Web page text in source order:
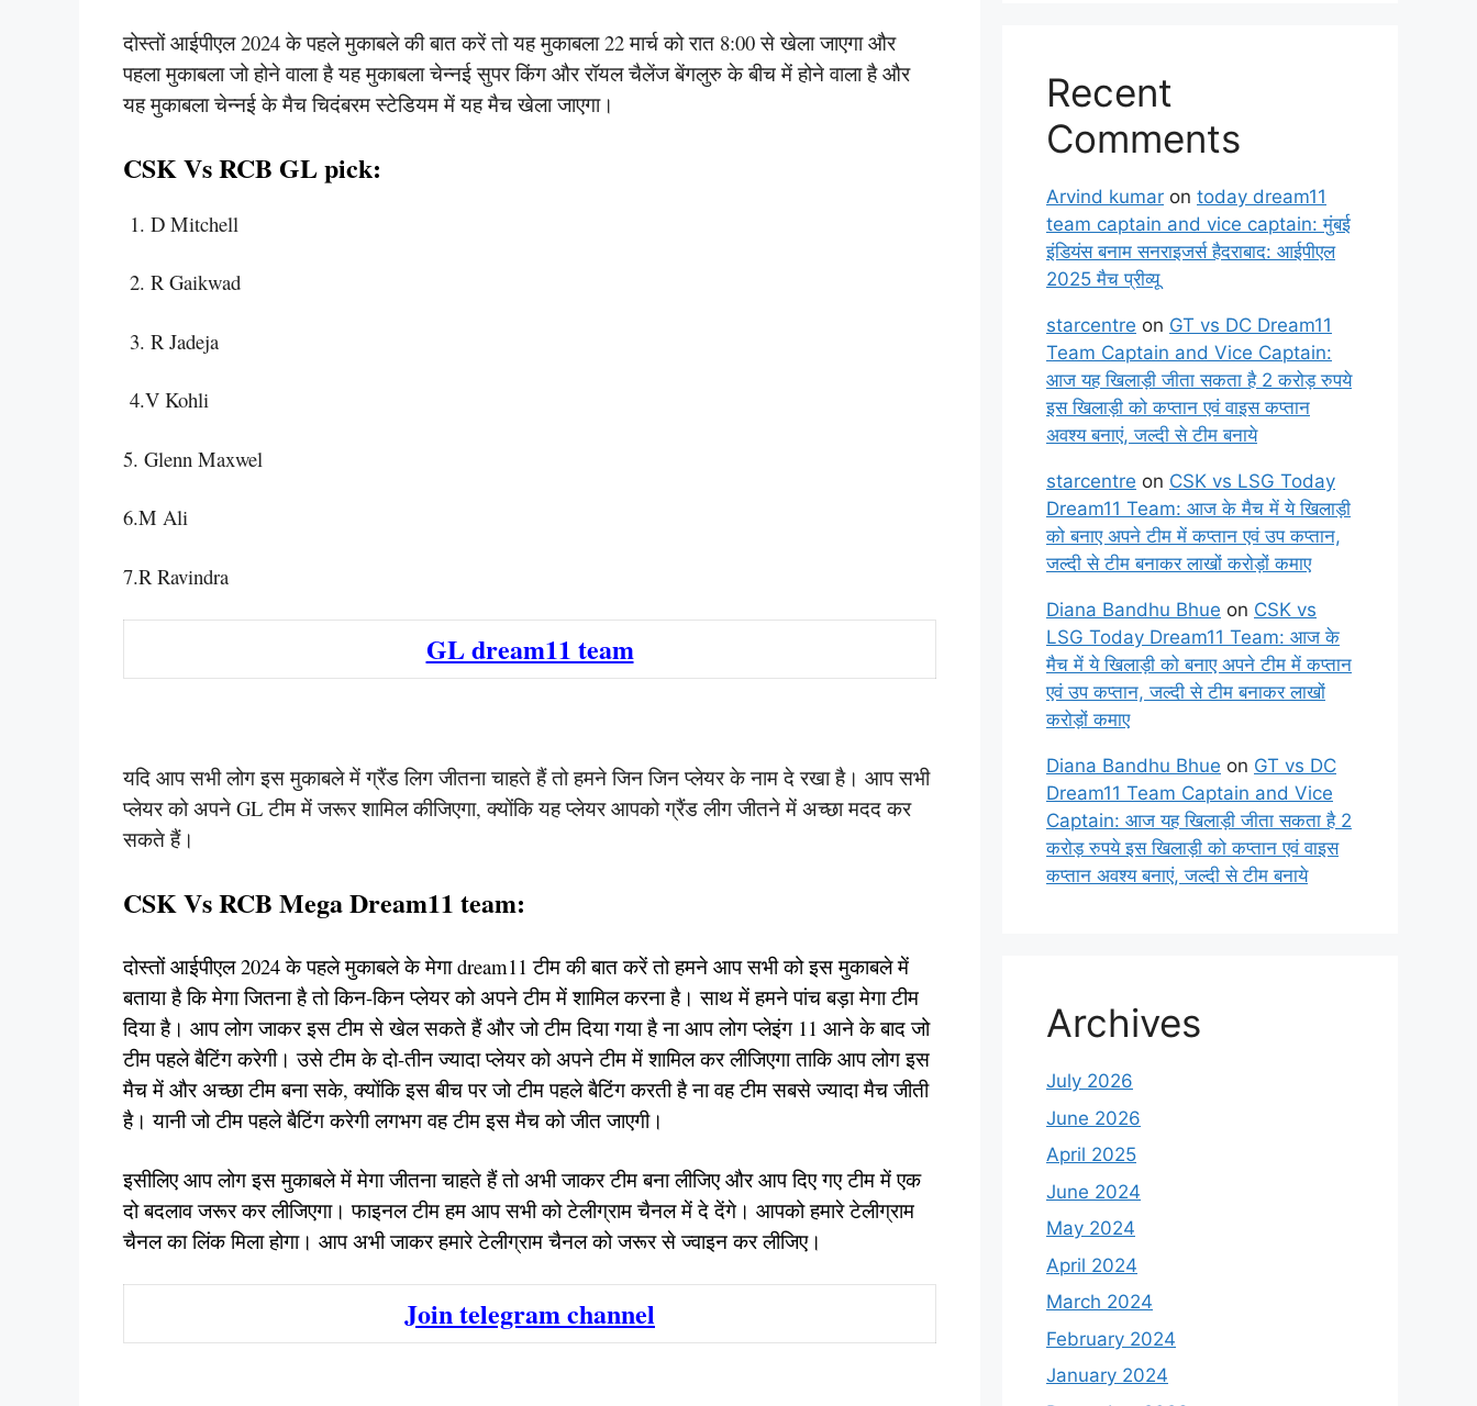
दोस्तों आईपीएल 2024 के पहले मुकाबले की बात करें तो यह मुकाबला 22 मार्च को रात 8:00 से खेला जाएगा और
पहला मुकाबला जो होने वाला है यह मुकाबला चेन्नई सुपर किंग और रॉयल चैलेंज बेंगलुरु के बीच में होने वाला है और
यह मुकाबला चेन्नई के मैच चिदंबरम स्टेडियम में यह मैच खेला जाएगा।
CSK Vs RCB GL pick:
1. D Mitchell
2. R Gaikwad
3. R Jadeja
4.V Kohli
5. Glenn Maxwel
6.M Ali
7.R Ravindra
GL dream11 team
यदि आप सभी लोग इस मुकाबले में ग्रैंड लिग जीतना चाहते हैं तो हमने जिन जिन प्लेयर के नाम दे रखा है। आप सभी
प्लेयर को अपने GL टीम में जरूर शामिल कीजिएगा, क्योंकि यह प्लेयर आपको ग्रैंड लीग जीतने में अच्छा मदद कर
सकते हैं।
CSK Vs RCB Mega Dream11 team:
दोस्तों आईपीएल 2024 के पहले मुकाबले के मेगा dream11 टीम की बात करें तो हमने आप सभी को इस मुकाबले में
बताया है कि मेगा जितना है तो किन-किन प्लेयर को अपने टीम में शामिल करना है। साथ में हमने पांच बड़ा मेगा टीम
दिया है। आप लोग जाकर इस टीम से खेल सकते हैं और जो टीम दिया गया है ना आप लोग प्लेइंग 11 आने के बाद जो
टीम पहले बैटिंग करेगी। उसे टीम के दो-तीन ज्यादा प्लेयर को अपने टीम में शामिल कर लीजिएगा ताकि आप लोग इस
मैच में और अच्छा टीम बना सके, क्योंकि इस बीच पर जो टीम पहले बैटिंग करती है ना वह टीम सबसे ज्यादा मैच जीती
है। यानी जो टीम पहले बैटिंग करेगी लगभग वह टीम इस मैच को जीत जाएगी।
इसीलिए आप लोग इस मुकाबले में मेगा जीतना चाहते हैं तो अभी जाकर टीम बना लीजिए और आप दिए गए टीम में एक
दो बदलाव जरूर कर लीजिएगा। फाइनल टीम हम आप सभी को टेलीग्राम चैनल में दे देंगे। आपको हमारे टेलीग्राम
चैनल का लिंक मिला होगा। आप अभी जाकर हमारे टेलीग्राम चैनल को जरूर से ज्वाइन कर लीजिए।
Join telegram channel
Recent
Comments
Arvind kumar on today dream11
team captain and vice captain: मुंबई
इंडियंस बनाम सनराइजर्स हैदराबाद: आईपीएल
2025 मैच प्रीव्यू
starcentre on GT vs DC Dream11
Team Captain and Vice Captain:
आज यह खिलाड़ी जीता सकता है 2 करोड़ रुपये
इस खिलाड़ी को कप्तान एवं वाइस कप्तान
अवश्य बनाएं, जल्दी से टीम बनाये
starcentre on CSK vs LSG Today
Dream11 Team: आज के मैच में ये खिलाड़ी
को बनाए अपने टीम में कप्तान एवं उप कप्तान,
जल्दी से टीम बनाकर लाखों करोड़ों कमाए
Diana Bandhu Bhue on CSK vs
LSG Today Dream11 Team: आज के
मैच में ये खिलाड़ी को बनाए अपने टीम में कप्तान
एवं उप कप्तान, जल्दी से टीम बनाकर लाखों
करोड़ों कमाए
Diana Bandhu Bhue on GT vs DC
Dream11 Team Captain and Vice
Captain: आज यह खिलाड़ी जीता सकता है 2
करोड़ रुपये इस खिलाड़ी को कप्तान एवं वाइस
कप्तान अवश्य बनाएं, जल्दी से टीम बनाये
Archives
July 2026
June 2026
April 2025
June 2024
May 2024
April 2024
March 2024
February 2024
January 2024